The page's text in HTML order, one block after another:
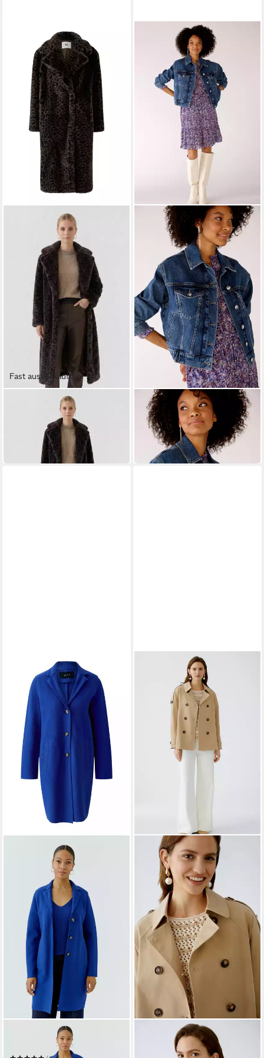
Fast ausverkauft
Wintermantel
in 3-4 Werktagen bei dir
OUI
Outdoorjacke
127,40 € 159,95 €
-20%
in 2-3 Werktagen bei dir
Wollmantel MAYSON
Kurzjacke Outdoorjacke
UVP259,95 €